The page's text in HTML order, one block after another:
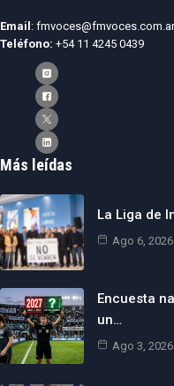
Email : fmvoces@fmvoces.com.ar
Teléfono: +54 11 4245 0439
Más leídas
La Liga de
Ago 6, 2026
Encuesta
un…
Ago 3, 2026